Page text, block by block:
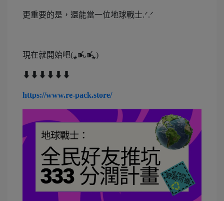
更重要的是，還能當一位地球戰士.ᐟ.ᐟ
現在就開始吧(⁎⁍̴̛ᴗ⁍̴̛⁎)
⬇⬇⬇⬇⬇⬇
https://www.re-pack.store/